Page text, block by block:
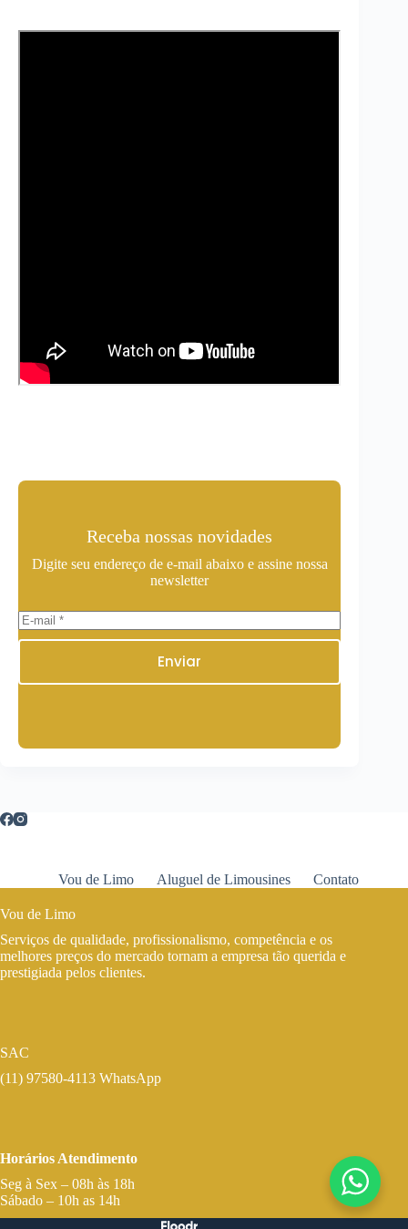
Receba nossas novidades
Digite seu endereço de e-mail abaixo e assine nossa
newsletter
Enviar
Vou de Limo Aluguel de Limousines Contato
Vou de Limo
Serviços de qualidade, profissionalismo, competência e os
melhores preços do mercado tornam a empresa tão querida e
prestigiada pelos clientes.
SAC
(11) 97580-4113 WhatsApp
Horários Atendimento
Seg à Sex – 08h às 18h
Sábado – 10h as 14h